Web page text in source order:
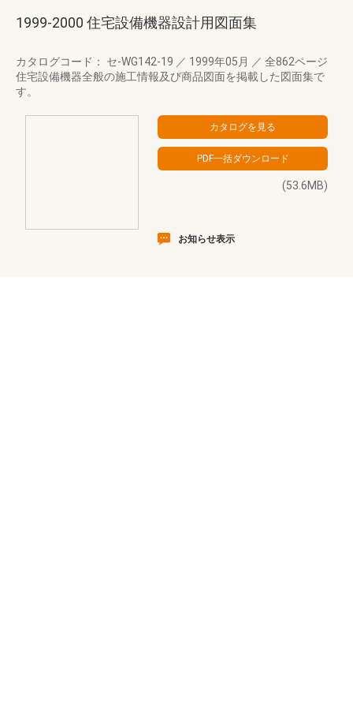
1999-2000 住宅設備機器設計用図面集
カタログコード： セ-WG142-19 ／ 1999年05月 ／ 全862ページ
住宅設備機器全般の施工情報及び商品図面を掲載した図面集で
す。
(53.6MB)
お知らせ表示